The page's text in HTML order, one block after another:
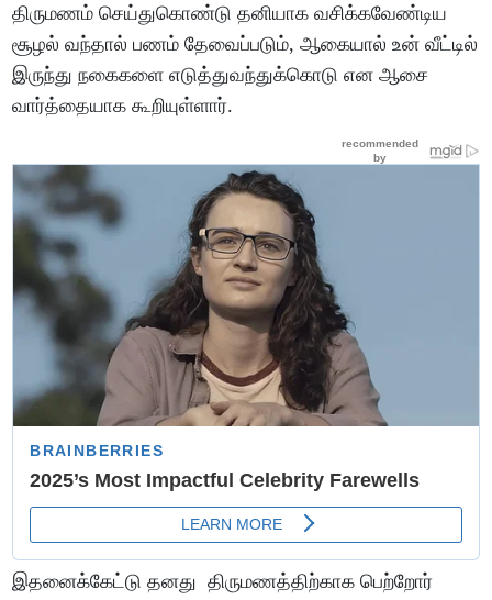
திருமணம் செய்துகொண்டு தனியாக வசிக்கவேண்டிய
சூழல் வந்தால் பணம் தேவைப்படும், ஆகையால் உன் வீட்டில்
இருந்து நகைகளை எடுத்துவந்துக்கொடு என ஆசை
வார்த்தையாக கூறியுள்ளார்.
இதனைக்கேட்டு தனது திருமணத்திற்காக பெற்றோர்